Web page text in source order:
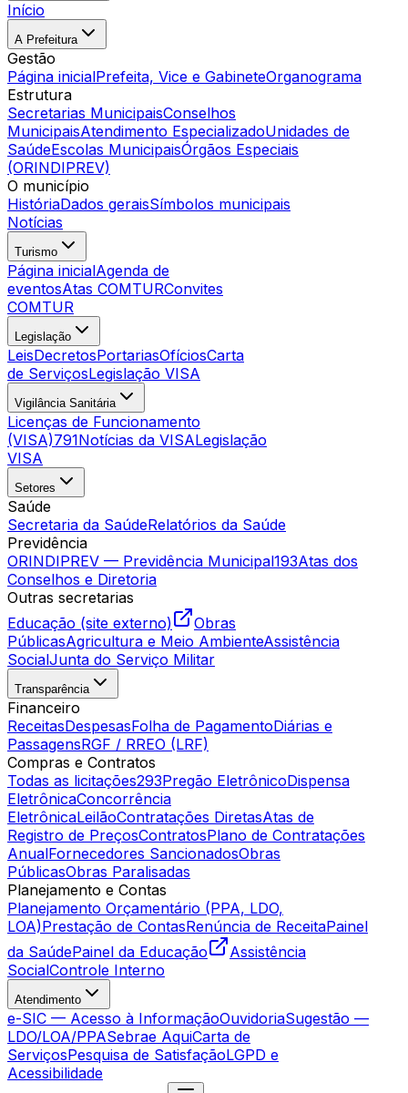
Início
A Prefeitura
Gestão
Página inicialPrefeita, Vice e GabineteOrganograma
Estrutura
Secretarias MunicipaisConselhos
MunicipaisAtendimento EspecializadoUnidades de
SaúdeEscolas MunicipaisÓrgãos Especiais
(ORINDIPREV)
O município
HistóriaDados geraisSímbolos municipais
Notícias
Turismo
Página inicialAgenda de
eventosAtas COMTURConvites
COMTUR
Legislação
LeisDecretosPortariasOfíciosCarta
de ServiçosLegislação VISA
Vigilância Sanitária
Licenças de Funcionamento
(VISA)791Notícias da VISALegislação
VISA
Setores
Saúde
Secretaria da SaúdeRelatórios da Saúde
Previdência
ORINDIPREV — Previdência Municipal193Atas dos
Conselhos e Diretoria
Outras secretarias
Educação (site externo)
Obras
PúblicasAgricultura e Meio AmbienteAssistência
SocialJunta do Serviço Militar
Transparência
Financeiro
ReceitasDespesasFolha de PagamentoDiárias e
PassagensRGF / RREO (LRF)
Compras e Contratos
Todas as licitações293Pregão EletrônicoDispensa
EletrônicaConcorrência
EletrônicaLeilãoContratações DiretasAtas de
Registro de PreçosContratosPlano de Contratações
AnualFornecedores SancionadosObras
PúblicasObras Paralisadas
Planejamento e Contas
Planejamento Orçamentário (PPA, LDO,
LOA)Prestação de ContasRenúncia de ReceitaPainel
da SaúdePainel da Educação
Assistência
SocialControle Interno
Atendimento
e-SIC — Acesso à InformaçãoOuvidoriaSugestão —
LDO/LOA/PPASebrae AquiCarta de
ServiçosPesquisa de SatisfaçãoLGPD e
Acessibilidade